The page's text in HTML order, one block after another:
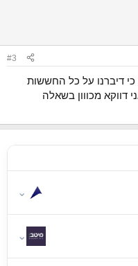
#3
דיברנו על כל החששות
דווקא מכווון בשאלה
⌄
⌄